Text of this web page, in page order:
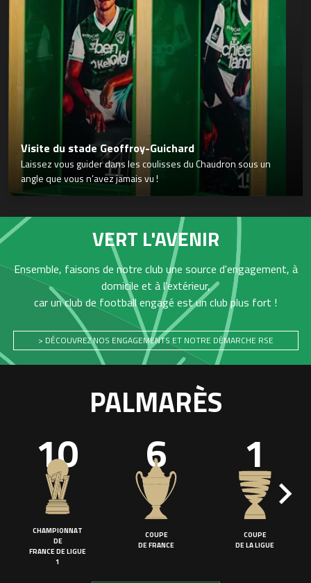
Visite du stade Geoffroy-Guichard
Laissez vous guider dans les coulisses du Chaudron sous un
angle que vous n’avez jamais vu !
VERT L'AVENIR
Ensemble, faisons de notre club une source d'engagement, à
domicile et à l'extérieur,
car un club de football engagé est un club plus fort !
> DÉCOUVREZ NOS ENGAGEMENTS ET NOTRE DÉMARCHE RSE
PALMARÈS
10
CHAMPIONNAT
DE
FRANCE DE LIGUE
1
6
COUPE
DE FRANCE
1
COUPE
DE LA LIGUE